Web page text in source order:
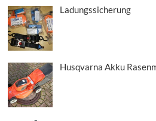
Ladungssicherung
Husqvarna Akku